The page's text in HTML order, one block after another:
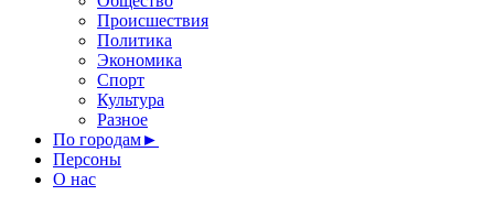
Происшествия
Политика
Экономика
Спорт
Культура
Разное
По городам►
Персоны
О нас